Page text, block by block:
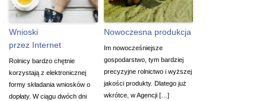
Wnioski
przez Internet
Rolnicy bardzo chętnie
korzystają z elektronicznej
formy składania wniosków o
dopłaty. W ciągu dwóch dni
Nowoczesna produkcja
Im nowocześniejsze
gospodarstwo, tym bardziej
precyzyjne rolnictwo i wyższej
jakości produkty. Dlatego już
wkrótce, w Agencji […]